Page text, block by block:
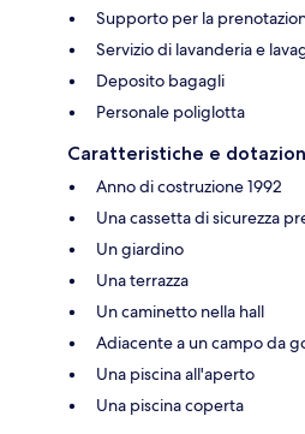
Supporto per la
Servizio di lavanderia e
Deposito bagagli
Personale poliglotta
Caratteristiche e
Anno di costruzione 1992
Una cassetta di sicurezza
Un giardino
Una terrazza
Un caminetto nella hall
Adiacente a un campo da
Una piscina all'aperto
Una piscina coperta